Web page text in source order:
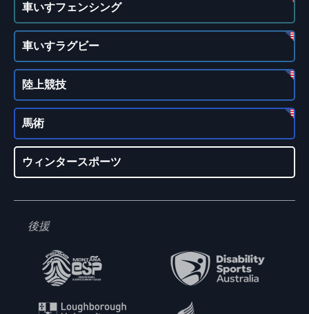
車いすフェンシング
車いすラグビー
陸上競技
馬術
ウィンタースポーツ
後援